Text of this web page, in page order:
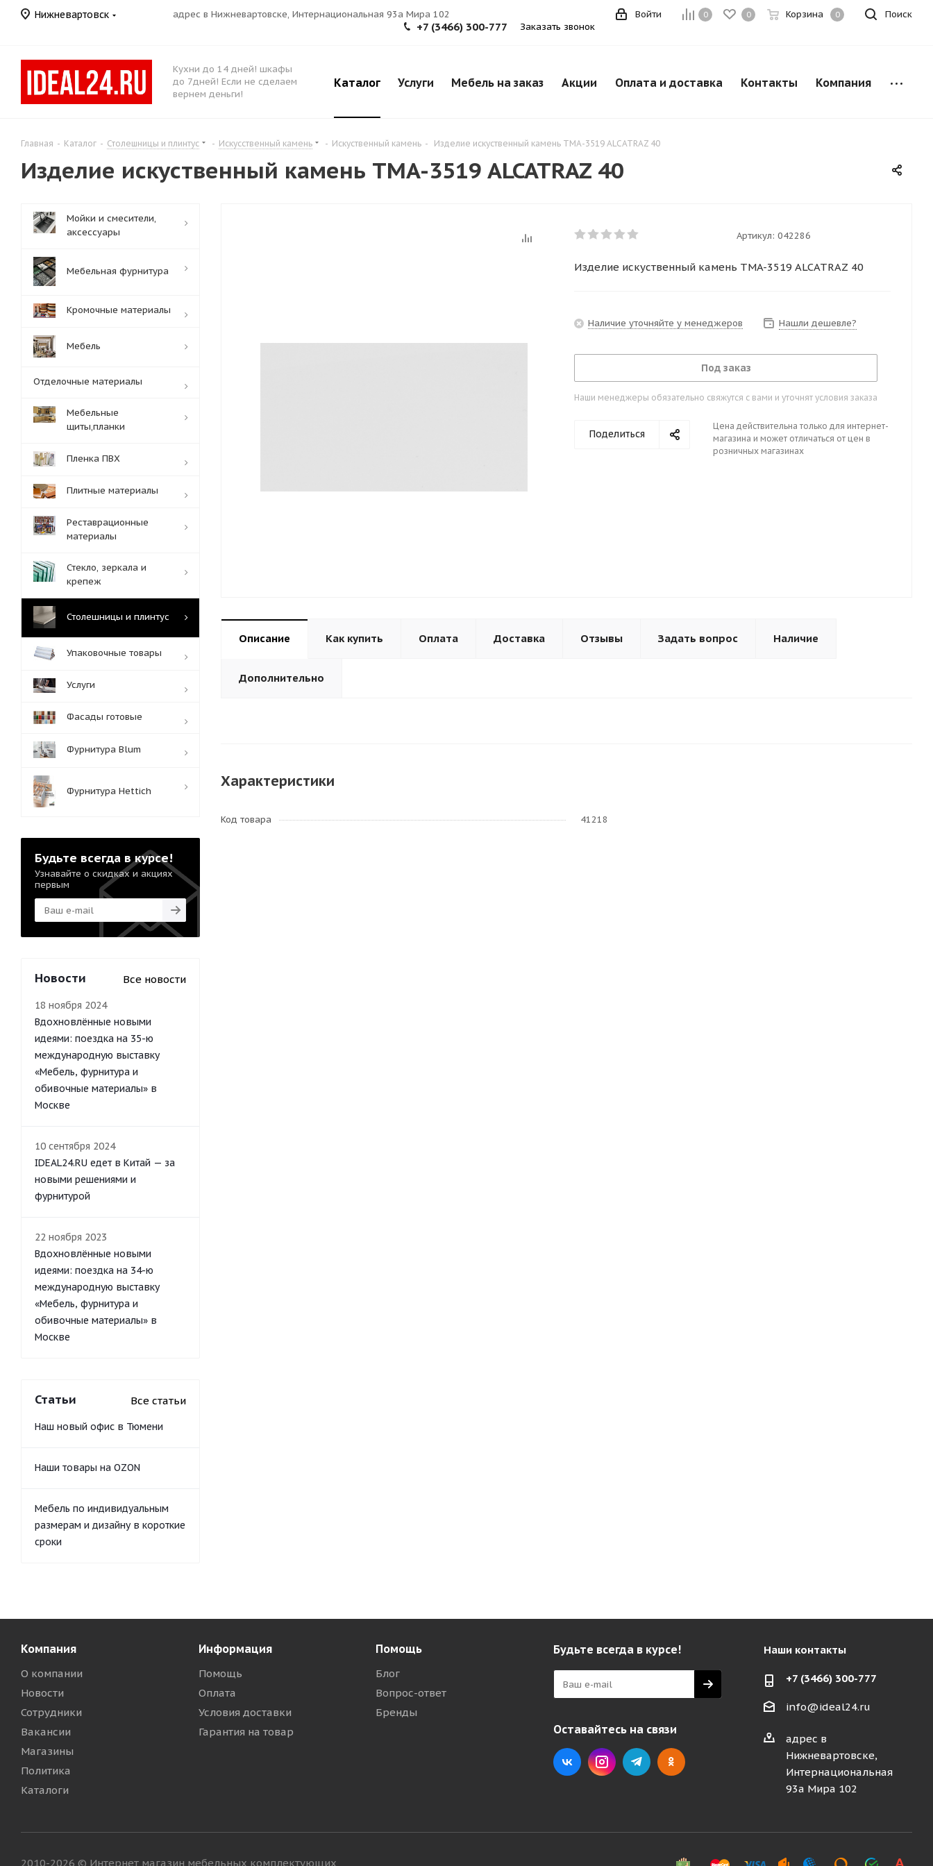
Нижневартовск адрес в Нижневартовске, Интернациональная 93а Мира 102 Поиск
0 0 Корзина 0
Войти
+7 (3466) 300-777 Заказать звонок
Кухни до 14 дней! шкафы
до 7дней! Если не сделаем
вернем деньги!
Каталог Услуги Мебель на заказ Акции Оплата и доставка Контакты Компания
Главная - Каталог - Столешницы и плинтус - Искусственный камень - Искуственный камень - Изделие искуственный камень TMA-3519 ALCATRAZ 40
Изделие искуственный камень TMA-3519 ALCATRAZ 40
Артикул: 042286
Изделие искуственный камень TMA-3519 ALCATRAZ 40
Наличие уточняйте у менеджеров Нашли дешевле?
Под заказ
Наши менеджеры обязательно свяжутся с вами и уточнят условия заказа
Поделиться
Цена действительна только для интернет-
магазина и может отличаться от цен в
розничных магазинах
Описание Как купить Оплата Доставка Отзывы Задать вопрос Наличие
Дополнительно
Характеристики
Код товара 41218
Мойки и смесители,
аксессуары
Мебельная фурнитура
Кромочные материалы
Мебель
Отделочные материалы
Мебельные
щиты,планки
Пленка ПВХ
Плитные материалы
Реставрационные
материалы
Стекло, зеркала и
крепеж
Столешницы и плинтус
Упаковочные товары
Услуги
Фасады готовые
Фурнитура Blum
Фурнитура Hettich
Будьте всегда в курсе!
Узнавайте о скидках и акциях
первым
Новости Все новости
18 ноября 2024
Вдохновлённые новыми
идеями: поездка на 35-ю
международную выставку
«Мебель, фурнитура и
обивочные материалы» в
Москве
10 сентября 2024
IDEAL24.RU едет в Китай — за
новыми решениями и
фурнитурой
22 ноября 2023
Вдохновлённые новыми
идеями: поездка на 34-ю
международную выставку
«Мебель, фурнитура и
обивочные материалы» в
Москве
Статьи Все статьи
Наш новый офис в Тюмени
Наши товары на OZON
Мебель по индивидуальным
размерам и дизайну в короткие
сроки
Компания
О компании
Новости
Сотрудники
Вакансии
Магазины
Политика
Каталоги
Информация
Помощь
Оплата
Условия доставки
Гарантия на товар
Помощь
Блог
Вопрос-ответ
Бренды
Будьте всегда в курсе!
Оставайтесь на связи
Наши контакты
+7 (3466) 300-777
info@ideal24.ru
адрес в
Нижневартовске,
Интернациональная
93а Мира 102
2010-2026 © Интернет магазин мебельных комплектующих